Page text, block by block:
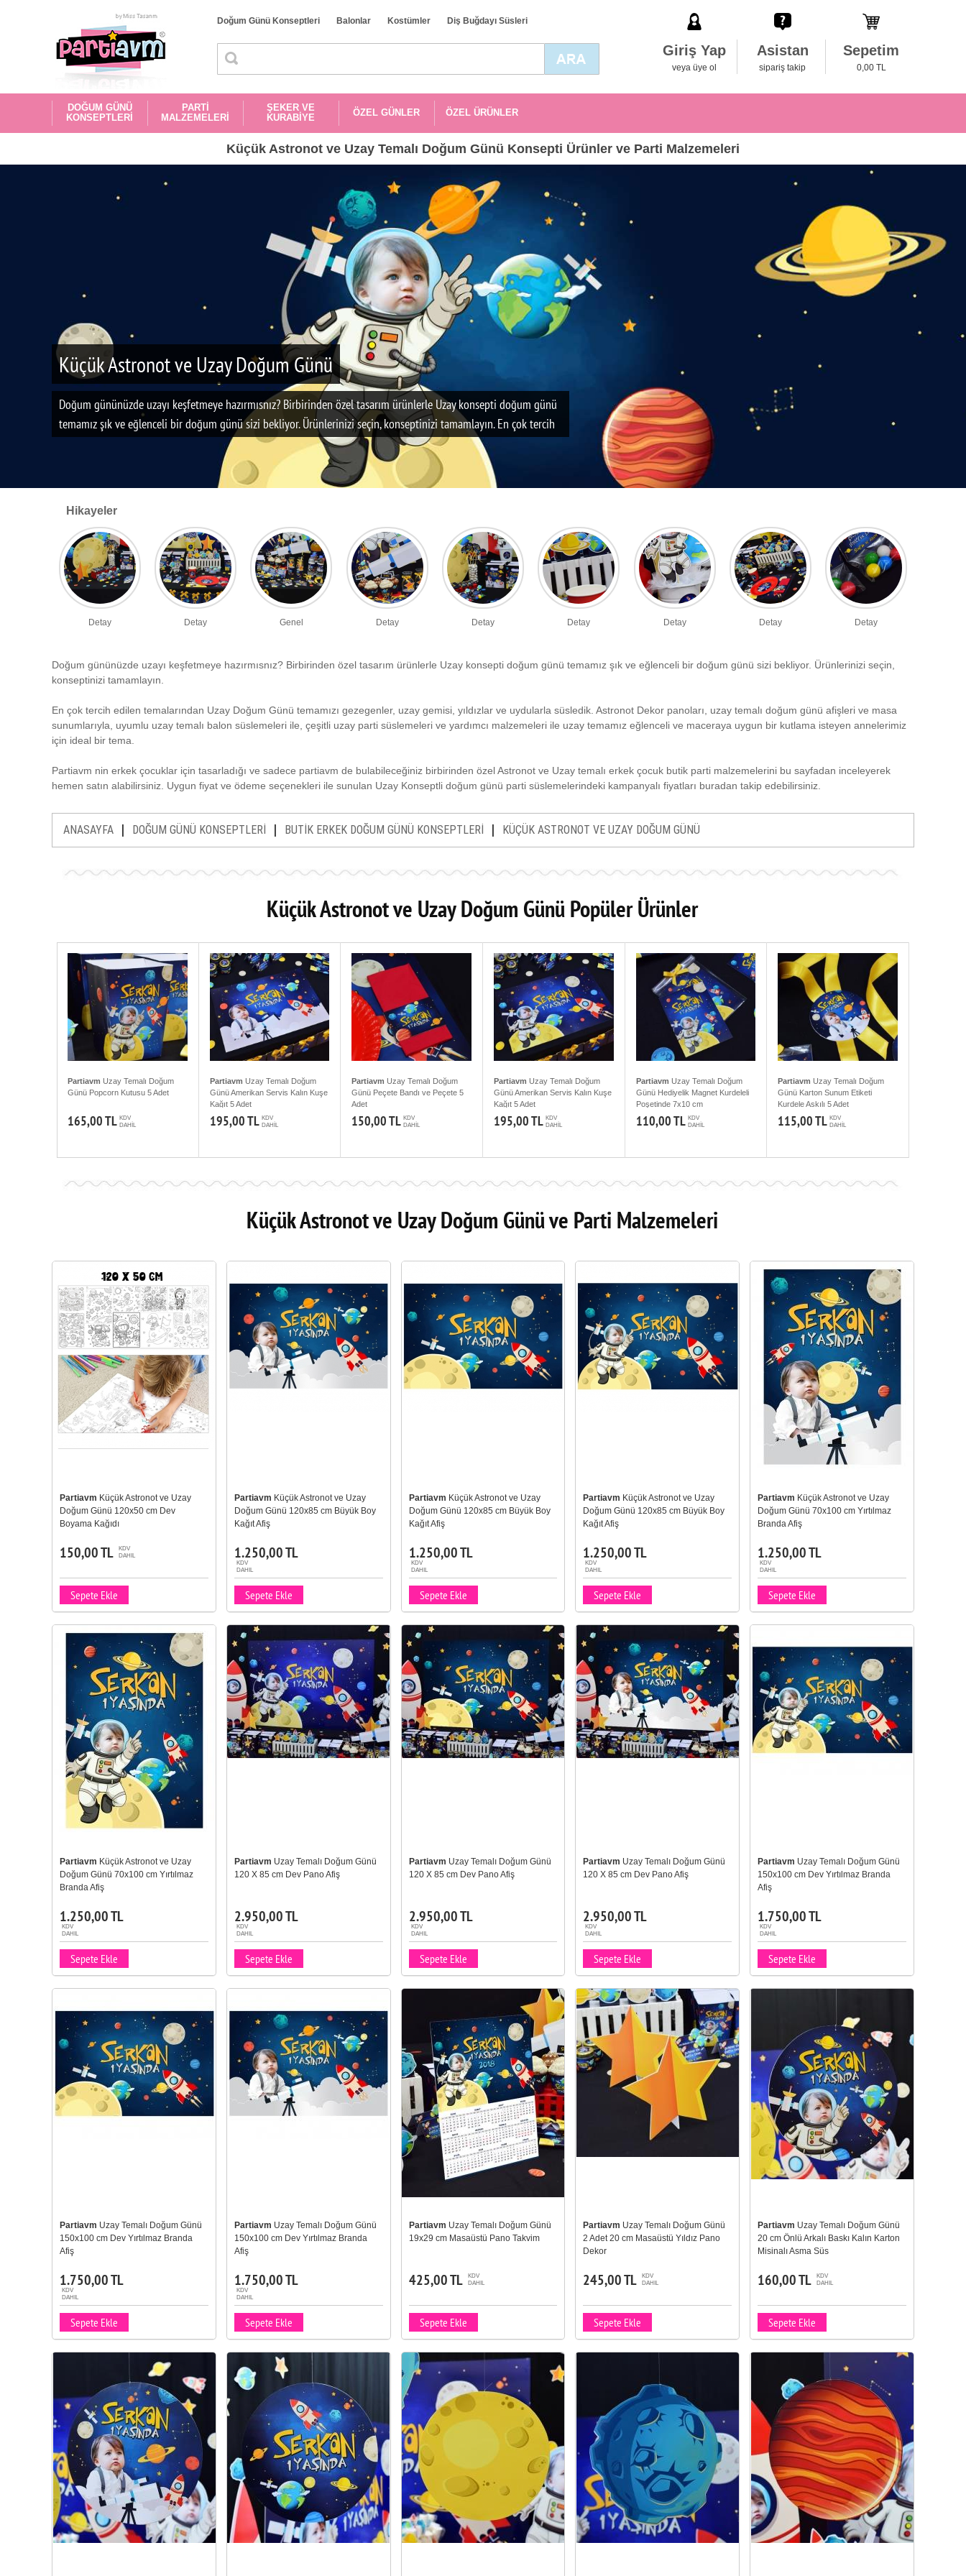
Doğum Günü Konseptleri Balonlar Kostümler Diş Buğdayı Süsleri
Giriş Yap
veya üye ol
Asistan
sipariş takip
Sepetim
0,00 TL
DOĞUM GÜNÜ
KONSEPTLERİ
PARTİ
MALZEMELERİ
ŞEKER VE
KURABİYE
ÖZEL GÜNLER ÖZEL ÜRÜNLER
Küçük Astronot ve Uzay Temalı Doğum Günü Konsepti Ürünler ve Parti Malzemeleri
Küçük Astronot ve Uzay Doğum Günü
Doğum gününüzde uzayı keşfetmeye hazırmısnız? Birbirinden özel tasarım ürünlerle Uzay konsepti doğum günü
temamız şık ve eğlenceli bir doğum günü sizi bekliyor. Ürünlerinizi seçin, konseptinizi tamamlayın. En çok tercih
edilen temalarından Uzay Doğum Günü temamızı gezegenler, uzay gemisi, yıldızlar ve uydularla süsledik. Astronot
Dekor panoları, uzay temalı doğum günü afişleri ve masa sunumlarıyla, uyumlu uzay temalı balon süslemeleri ile,
çeşitli uzay parti süslemeleri ve yardımcı malzemeleri ile uzay temamız eğlenceli ve maceraya uygun bir kutlama
bulabileceğiniz birbirinden özel Astronot ve Uzay temalı erkek çocuk butik parti malzemelerini bu sayfadan
inceleyerek hemen satın alabilirsiniz. Uygun fiyat ve ödeme seçenekleri ile sunulan Uzay Konseptli doğum günü
parti süslemelerindeki kampanyalı fiyatları buradan takip edebilirsiniz.
Hikayeler
Detay Detay Genel Detay Detay Detay Detay Detay Detay
Doğum gününüzde uzayı keşfetmeye hazırmısnız? Birbirinden özel tasarım ürünlerle Uzay konsepti doğum günü temamız şık ve eğlenceli bir doğum günü sizi bekliyor. Ürünlerinizi seçin,
konseptinizi tamamlayın.
En çok tercih edilen temalarından Uzay Doğum Günü temamızı gezegenler, uzay gemisi, yıldızlar ve uydularla süsledik. Astronot Dekor panoları, uzay temalı doğum günü afişleri ve masa
sunumlarıyla, uyumlu uzay temalı balon süslemeleri ile, çeşitli uzay parti süslemeleri ve yardımcı malzemeleri ile uzay temamız eğlenceli ve maceraya uygun bir kutlama isteyen annelerimiz
için ideal bir tema.
Partiavm nin erkek çocuklar için tasarladığı ve sadece partiavm de bulabileceğiniz birbirinden özel Astronot ve Uzay temalı erkek çocuk butik parti malzemelerini bu sayfadan inceleyerek
hemen satın alabilirsiniz. Uygun fiyat ve ödeme seçenekleri ile sunulan Uzay Konseptli doğum günü parti süslemelerindeki kampanyalı fiyatları buradan takip edebilirsiniz.
ANASAYFA | DOĞUM GÜNÜ KONSEPTLERİ | BUTİK ERKEK DOĞUM GÜNÜ KONSEPTLERİ | KÜÇÜK ASTRONOT VE UZAY DOĞUM GÜNÜ
Küçük Astronot ve Uzay Doğum Günü Popüler Ürünler
Partiavm Uzay Temalı Doğum
Günü Popcorn Kutusu 5 Adet
165,00 TL KDV
DAHİL
Partiavm Uzay Temalı Doğum
Günü Amerikan Servis Kalın Kuşe
Kağıt 5 Adet
195,00 TL KDV
DAHİL
Partiavm Uzay Temalı Doğum
Günü Peçete Bandı ve Peçete 5
Adet
150,00 TL KDV
DAHİL
Partiavm Uzay Temalı Doğum
Günü Amerikan Servis Kalın Kuşe
Kağıt 5 Adet
195,00 TL KDV
DAHİL
Partiavm Uzay Temalı Doğum
Günü Hediyelik Magnet Kurdeleli
Poşetinde 7x10 cm
110,00 TL KDV
DAHİL
Partiavm Uzay Temalı Doğum
Günü Karton Sunum Etiketi
Kurdele Askılı 5 Adet
115,00 TL KDV
DAHİL
Küçük Astronot ve Uzay Doğum Günü ve Parti Malzemeleri
Partiavm Küçük Astronot ve Uzay
Doğum Günü 120x50 cm Dev
Boyama Kağıdı
150,00 TL
KDV
DAHIL
Sepete Ekle
Partiavm Küçük Astronot ve Uzay
Doğum Günü 70x100 cm Yırtılmaz
Branda Afiş
1.250,00 TL
KDV
DAHIL
Sepete Ekle
Partiavm Uzay Temalı Doğum Günü
150x100 cm Dev Yırtılmaz Branda
Afiş
1.750,00 TL
KDV
DAHIL
Sepete Ekle
Partiavm Küçük Astronot ve Uzay
Doğum Günü 120x85 cm Büyük Boy
Kağıt Afiş
1.250,00 TL
KDV
DAHIL
Sepete Ekle
Partiavm Uzay Temalı Doğum Günü
120 X 85 cm Dev Pano Afiş
2.950,00 TL
KDV
DAHIL
Sepete Ekle
Partiavm Uzay Temalı Doğum Günü
150x100 cm Dev Yırtılmaz Branda
Afiş
1.750,00 TL
KDV
DAHIL
Sepete Ekle
Partiavm Küçük Astronot ve Uzay
Doğum Günü 120x85 cm Büyük Boy
Kağıt Afiş
1.250,00 TL
KDV
DAHIL
Sepete Ekle
Partiavm Uzay Temalı Doğum Günü
120 X 85 cm Dev Pano Afiş
2.950,00 TL
KDV
DAHIL
Sepete Ekle
Partiavm Uzay Temalı Doğum Günü
19x29 cm Masaüstü Pano Takvim
425,00 TL
KDV
DAHIL
Sepete Ekle
Partiavm Küçük Astronot ve Uzay
Doğum Günü 120x85 cm Büyük Boy
Kağıt Afiş
1.250,00 TL
KDV
DAHIL
Sepete Ekle
Partiavm Uzay Temalı Doğum Günü
120 X 85 cm Dev Pano Afiş
2.950,00 TL
KDV
DAHIL
Sepete Ekle
Partiavm Uzay Temalı Doğum Günü
2 Adet 20 cm Masaüstü Yıldız Pano
Dekor
245,00 TL
KDV
DAHIL
Sepete Ekle
Partiavm Küçük Astronot ve Uzay
Doğum Günü 70x100 cm Yırtılmaz
Branda Afiş
1.250,00 TL
KDV
DAHIL
Sepete Ekle
Partiavm Uzay Temalı Doğum Günü
150x100 cm Dev Yırtılmaz Branda
Afiş
1.750,00 TL
KDV
DAHIL
Sepete Ekle
Partiavm Uzay Temalı Doğum Günü
20 cm Önlü Arkalı Baskı Kalın Karton
Misinalı Asma Süs
160,00 TL
KDV
DAHIL
Sepete Ekle